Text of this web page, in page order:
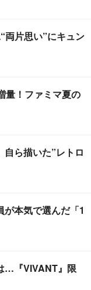
両片思い”にキュン
量！ファミマ夏の
ら描いた”レトロ
本気で選んだ「1
…『VIVANT』限